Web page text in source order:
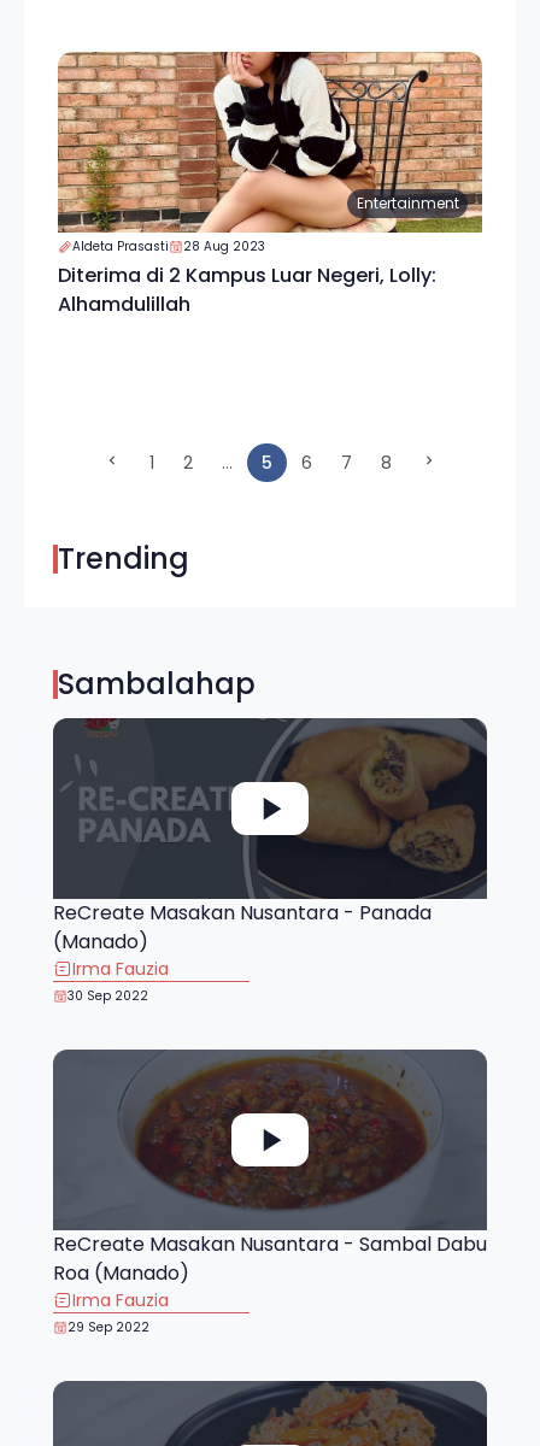
Entertainment
Aldeta Prasasti 28 Aug 2023
Diterima di 2 Kampus Luar Negeri, Lolly:
Alhamdulillah
1 2 ... 5(current)
6 7 8
Trending
Sambalahap
ReCreate Masakan Nusantara - Panada
(Manado)
Irma Fauzia
30 Sep 2022
ReCreate Masakan Nusantara - Sambal Dabu
Roa (Manado)
Irma Fauzia
29 Sep 2022